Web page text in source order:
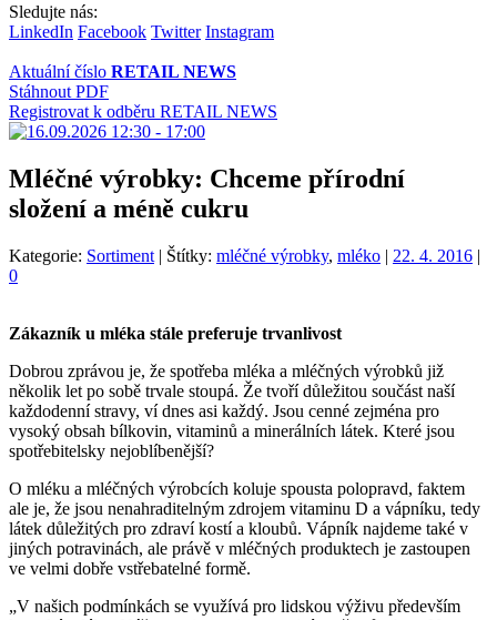
Sledujte nás:
LinkedIn Facebook Twitter Instagram
Aktuální číslo RETAIL NEWS
Stáhnout PDF
Registrovat k odběru RETAIL NEWS
Mléčné výrobky: Chceme přírodní
složení a méně cukru
Kategorie: Sortiment | Štítky: mléčné výrobky, mléko | 22. 4. 2016 |
0
Zákazník u mléka stále preferuje trvanlivost
Dobrou zprávou je, že spotřeba mléka a mléčných výrobků již
několik let po sobě trvale stoupá. Že tvoří důležitou součást naší
každodenní stravy, ví dnes asi každý. Jsou cenné zejména pro
vysoký obsah bílkovin, vitaminů a minerálních látek. Které jsou
spotřebitelsky nejoblíbenější?
O mléku a mléčných výrobcích koluje spousta polopravd, faktem
ale je, že jsou nenahraditelným zdrojem vitaminu D a vápníku, tedy
látek důležitých pro zdraví kostí a kloubů. Vápník najdeme také v
jiných potravinách, ale právě v mléčných produktech je zastoupen
ve velmi dobře vstřebatelné formě.
„V našich podmínkách se využívá pro lidskou výživu především